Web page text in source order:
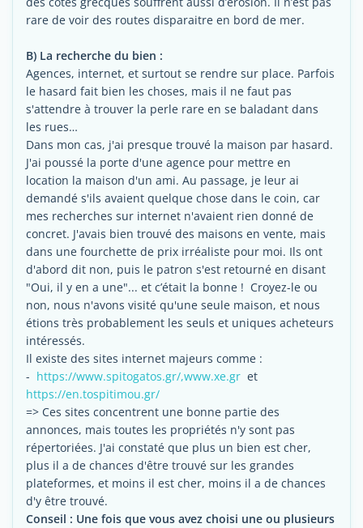
rare de voir des routes disparaitre en bord de mer.
B) La recherche du bien :
Agences, internet, et surtout se rendre sur place. Parfois
le hasard fait bien les choses, mais il ne faut pas
s'attendre à trouver la perle rare en se baladant dans
les rues…
Dans mon cas, j'ai presque trouvé la maison par hasard.
J'ai poussé la porte d'une agence pour mettre en
location la maison d'un ami. Au passage, je leur ai
demandé s'ils avaient quelque chose dans le coin, car
mes recherches sur internet n'avaient rien donné de
concret. J'avais bien trouvé des maisons en vente, mais
dans une fourchette de prix irréaliste pour moi. Ils ont
d'abord dit non, puis le patron s'est retourné en disant
"Oui, il y en a une"... et c’était la bonne ! Croyez-le ou
non, nous n'avons visité qu'une seule maison, et nous
étions très probablement les seuls et uniques acheteurs
intéressés.
Il existe des sites internet majeurs comme :
- https://www.spitogatos.gr/,www.xe.gr et
https://en.tospitimou.gr/
=> Ces sites concentrent une bonne partie des
annonces, mais toutes les propriétés n'y sont pas
répertoriées. J'ai constaté que plus un bien est cher,
plus il a de chances d'être trouvé sur les grandes
plateformes, et moins il est cher, moins il a de chances
d'y être trouvé.
Conseil : Une fois que vous avez choisi une ou plusieurs